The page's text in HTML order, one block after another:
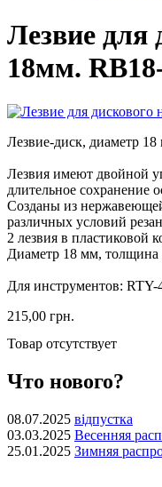
Лезвие для
18мм.
Лезвие-диск, диаметр
Лезвия имеют двойной
длительное сохранение
Созданы из
различных условий
2 лезвия в пластиковой
Диаметр 18 мм, толщина
Для инструментов:
215,00 грн.
Товар отсутствует
Что нового?
08.07.2025 відпустка
03.03.2025 Весенняя
25.01.2025 Зимняя